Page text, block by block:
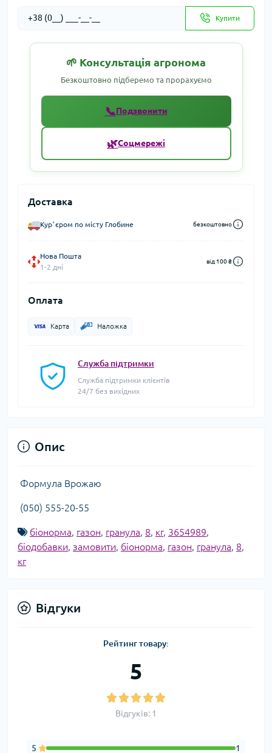
Купити
🌱 Консультація агронома
Безкоштовно підберемо та прорахуємо
📞Подзвонити
🌿Соцмережі
Доставка
Курʼєром по місту Глобине безкоштовно
Нова Пошта
1-2 дні
від 100 ₴
Оплата
Карта Наложка
Служба підтримки
Служба підтримки клієнтів
24/7 без вихідних
Опис
Формула Врожаю
(050) 555-20-55
біонорма, газон, гранула, 8, кг, 3654989,
біодобавки, замовити, біонорма, газон, гранула, 8,
кг
Відгуки
Рейтинг товару:
5
Відгуків: 1
5 1